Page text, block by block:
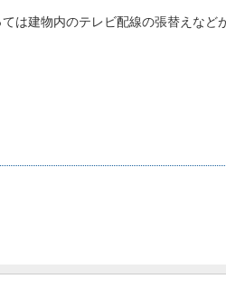
は建物内のテレビ配線の張替えなど